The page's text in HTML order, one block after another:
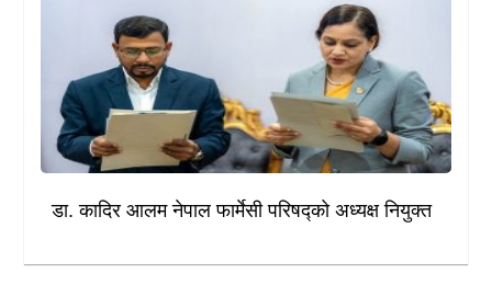
डा. कादिर आलम नेपाल फार्मेसी परिषद्को अध्यक्ष नियुक्त